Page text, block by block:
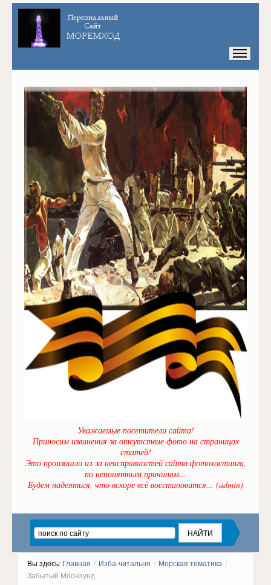
Уважаемые посетители сайта!
Приносим извинения за отсутствие фото на страницах
статей!
Это произошло из-за неисправностей сайта фотохостинга,
по непонятным причинам...
Будем надеяться, что вскоре всё восстановится... (admin)
Вы здесь: Главная / Изба-читальня / Морская тематика /
Забытый Моонзунд